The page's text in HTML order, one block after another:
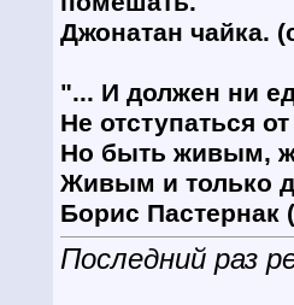
Джонатан чайка.
"... И должен ни
Не отступаться
Но быть живым,
Живым и только
Борис Пастернак
Последний раз